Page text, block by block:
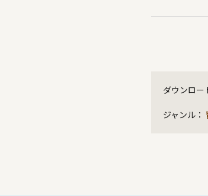
ダウンロー
ジャンル：